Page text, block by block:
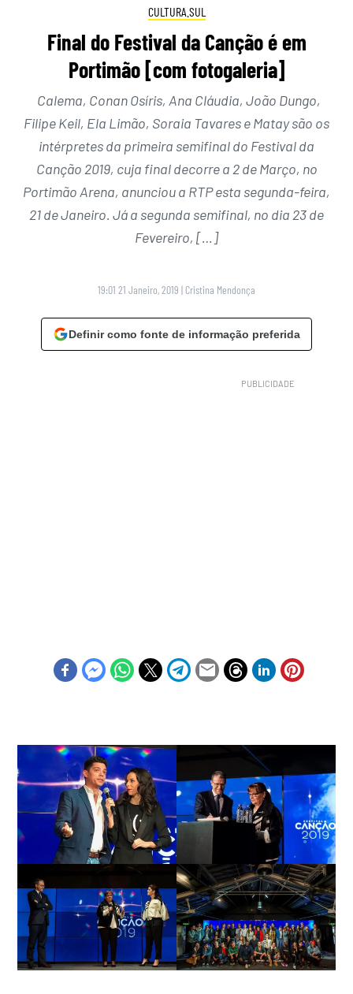
CULTURA.SUL
Final do Festival da Canção é em
Portimão [com fotogaleria]
Calema, Conan Osíris, Ana Cláudia, João Dungo,
Filipe Keil, Ela Limão, Soraia Tavares e Matay são os
intérpretes da primeira semifinal do Festival da
Canção 2019, cuja final decorre a 2 de Março, no
Portimão Arena, anunciou a RTP esta segunda-feira,
21 de Janeiro. Já a segunda semifinal, no dia 23 de
Fevereiro, […]
19:01 21 Janeiro, 2019 | Cristina Mendonça
Definir como fonte de informação preferida